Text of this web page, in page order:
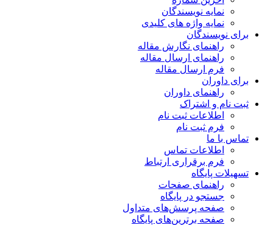
نمایه نویسندگان
نمایه واژه های کلیدی
برای نویسندگان
راهنمای نگارش مقاله
راهنمای ارسال مقاله
فرم ارسال مقاله
برای داوران
راهنمای داوران
ثبت نام و اشتراک
اطلاعات ثبت نام
فرم ثبت نام
تماس با ما
اطلاعات تماس
فرم برقراری ارتباط
تسهیلات پایگاه
راهنمای صفحات
جستجو در پایگاه
صفحه پرسش‌های متداول
صفحه برترین‌های پایگاه